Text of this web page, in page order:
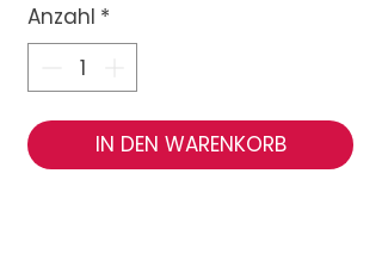
Anzahl *
IN DEN WARENKORB